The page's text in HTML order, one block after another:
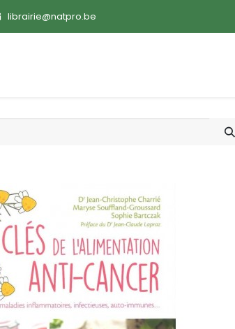
librairie@natpro.be